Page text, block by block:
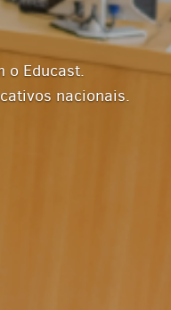
o Educast.
nacionais.